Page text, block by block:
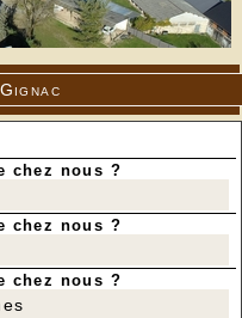
chez nous ?
chez nous ?
chez nous ?